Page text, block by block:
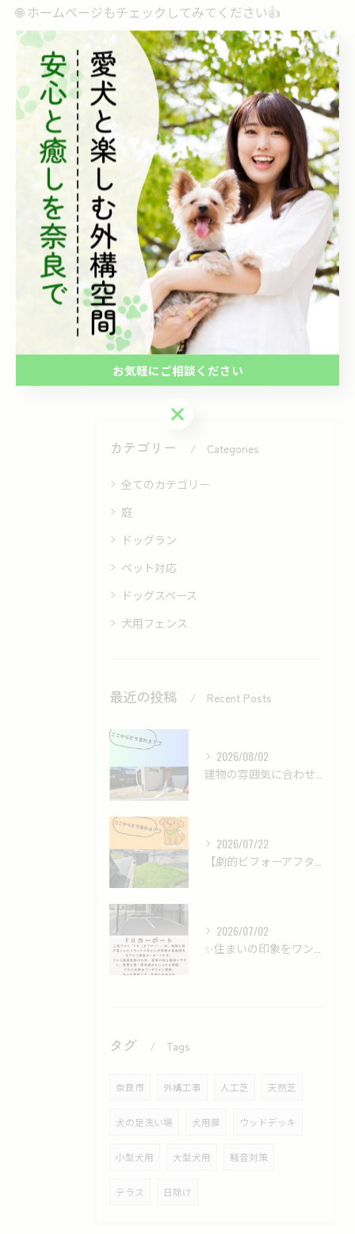
🌐 ホームページもチェックしてみてください👍
#外構デザイン #おしゃれ外構 #庭づくり #ガーデンライ
フ #ガーデンインテリア #庭時間 #ガーデンシンク #立水
栓
#ドッグガーデン #犬のいる暮らし #愛犬と暮らす家 #犬
と庭 #ドッグランのある庭 #わんこと暮らす #犬と暮らす
庭 #ドッグシャワー
#ペット用水栓 #ペットシャワー #足洗い場 #ペットグッ
ズ #散歩後ケア #ペットと暮らす庭 #犬の足洗い
#カラーバリエーション #木目調デザイン #タイルシンク
一覧に戻る
カテゴリー Categories
全てのカテゴリー
庭
ドッグラン
ペット対応
ドッグスペース
犬用フェンス
最近の投稿 Recent Posts
2026/08/02
2026/07/22
2026/07/02
タグ Tags
奈良市 外構工事 人工芝 天然芝
犬の足洗い場 犬用扉 ウッドデッキ
小型犬用 大型犬用 騒音対策
テラス 日除け
お気軽にご相談ください
お気軽にご相談ください